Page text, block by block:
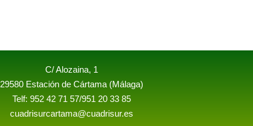
C/ Alozaina, 1
29580 Estación de Cártama (Málaga)
Telf: 952 42 71 57/951 20 33 85
cuadrisurcartama@cuadrisur.es